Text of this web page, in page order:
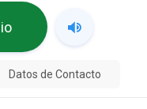
Datos de Contacto